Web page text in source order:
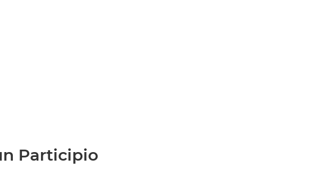
Participio